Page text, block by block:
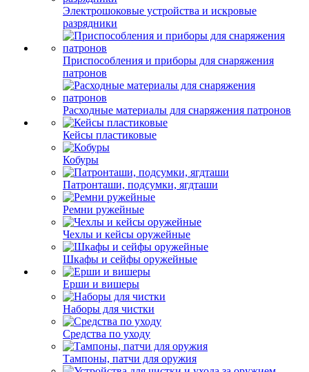
Электрошоковые устройства и искровые
разрядники
Приспособления и приборы для снаряжения
патронов
Расходные материалы для снаряжения патронов
Кейсы пластиковые
Кобуры
Патронташи, подсумки, ягдташи
Ремни ружейные
Чехлы и кейсы оружейные
Шкафы и сейфы оружейные
Ерши и вишеры
Наборы для чистки
Средства по уходу
Тампоны, патчи для оружия